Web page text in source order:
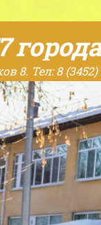
8. Тел: 8 (3452)